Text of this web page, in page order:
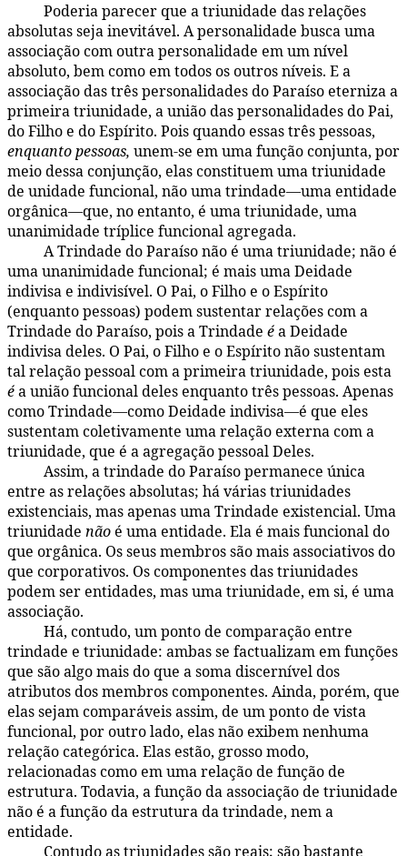
104:3.14Poderia parecer que a triunidade das relações
absolutas seja inevitável. A personalidade busca uma
associação com outra personalidade em um nível
absoluto, bem como em todos os outros níveis. E a
associação das três personalidades do Paraíso eterniza a
primeira triunidade, a união das personalidades do Pai,
do Filho e do Espírito. Pois quando essas três pessoas,
enquanto pessoas, unem-se em uma função conjunta, por
meio dessa conjunção, elas constituem uma triunidade
de unidade funcional, não uma trindade—uma entidade
orgânica—que, no entanto, é uma triunidade, uma
unanimidade tríplice funcional agregada.
A Trindade do Paraíso não é uma triunidade; não é
uma unanimidade funcional; é mais uma Deidade
indivisa e indivisível. O Pai, o Filho e o Espírito
(enquanto pessoas) podem sustentar relações com a
Trindade do Paraíso, pois a Trindade éa Deidade
indivisa deles. O Pai, o Filho e o Espírito não sustentam
tal relação pessoal com a primeira triunidade, pois esta
éa união funcional deles enquanto três pessoas. Apenas
como Trindade—como Deidade indivisa—é que eles
sustentam coletivamente uma relação externa com a
triunidade, que é a agregação pessoal Deles.
Assim, a trindade do Paraíso permanece única
entre as relações absolutas; há várias triunidades
existenciais, mas apenas uma Trindade existencial. Uma
triunidade nãoé uma entidade. Ela é mais funcional do
que orgânica. Os seus membros são mais associativos do
que corporativos. Os componentes das triunidades
podem ser entidades, mas uma triunidade, em si, é uma
associação.
104:3.17Há, contudo, um ponto de comparação entre
trindade e triunidade: ambas se factualizam em funções
que são algo mais do que a soma discernível dos
atributos dos membros componentes. Ainda, porém, que
elas sejam comparáveis assim, de um ponto de vista
funcional, por outro lado, elas não exibem nenhuma
relação categórica. Elas estão, grosso modo,
relacionadas como em uma relação de função de
estrutura. Todavia, a função da associação de triunidade
não é a função da estrutura da trindade, nem a
entidade.
104:3.18Contudo as triunidades são reais; são bastante